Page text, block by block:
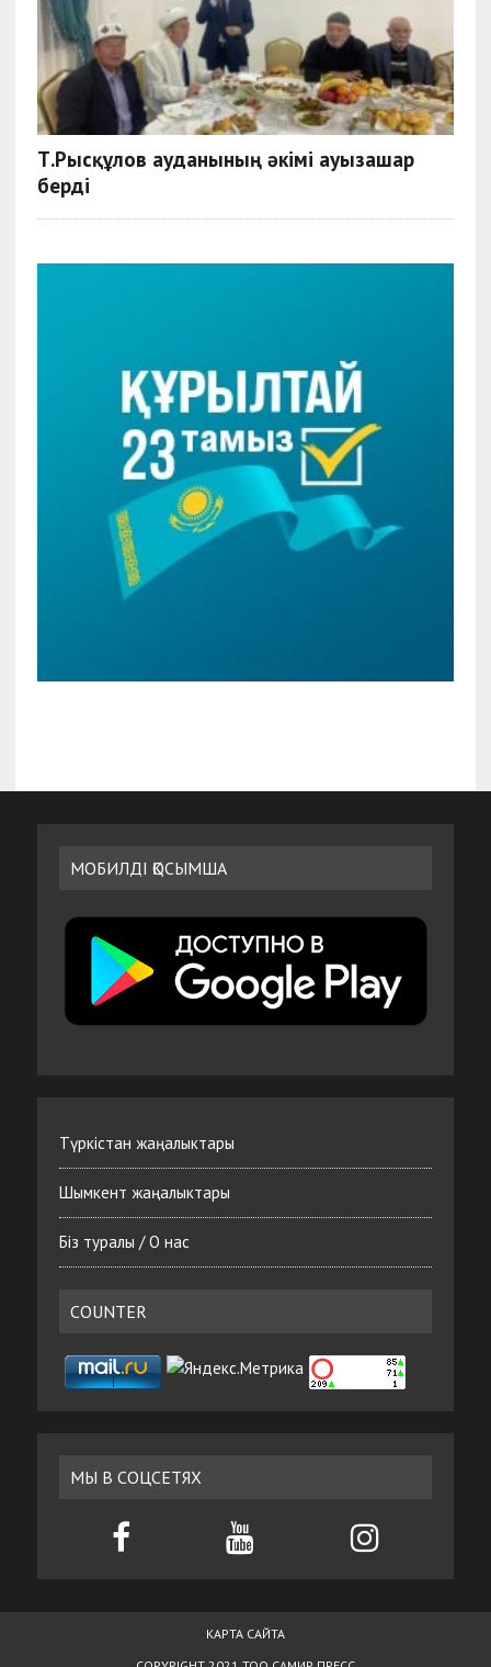
Т.Рысқұлов ауданының әкімі ауызашар
берді
МОБИЛДІ ҚОСЫМША
Түркістан жаңалыктары
Шымкент жаңалыктары
Біз туралы / О нас
COUNTER
МЫ В СОЦСЕТЯХ
КАРТА САЙТА